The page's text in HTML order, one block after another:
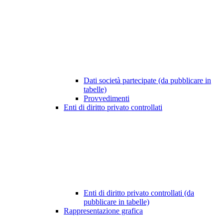
Dati società partecipate (da pubblicare in
tabelle)
Provvedimenti
Enti di diritto privato controllati
Enti di diritto privato controllati (da
pubblicare in tabelle)
Rappresentazione grafica